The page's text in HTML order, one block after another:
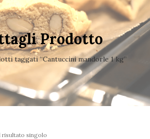
Prodotto
taggati “Cantuccini mandorle 1 kg”
risultato singolo